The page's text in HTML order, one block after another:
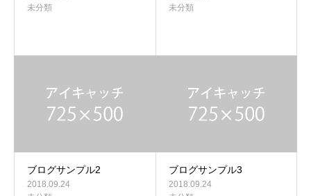
未分類
未分類
ブログサンプル2
2018.09.24
ブログサンプル3
2018.09.24